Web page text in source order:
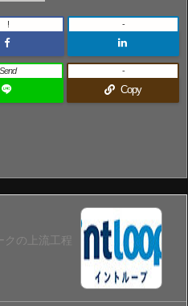
! -
Send
Copy
-
クの上流工程